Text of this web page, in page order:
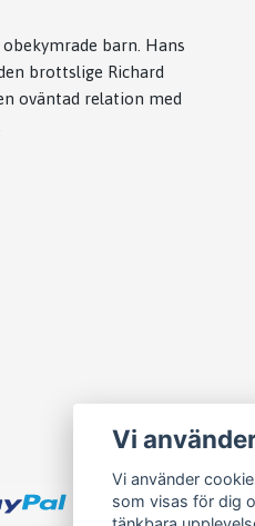
barn. Hans
brottslige Richard
oväntad relation med
Vi
Vi använder
som visas för dig